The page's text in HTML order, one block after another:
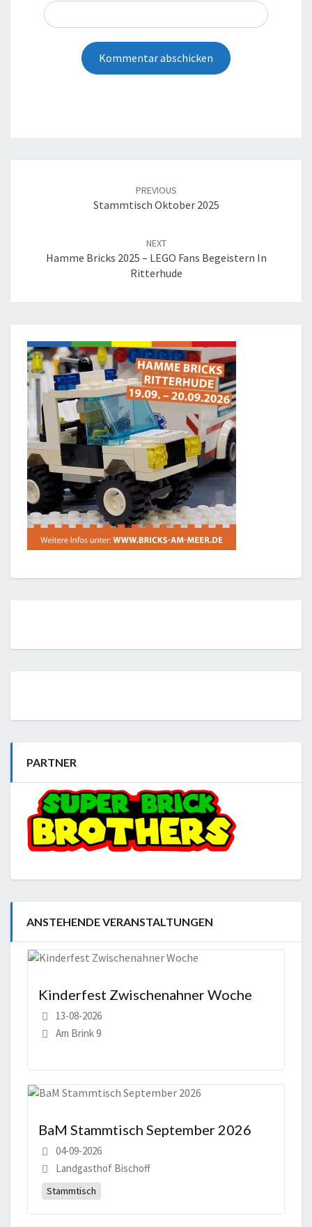
PREVIOUS
Stammtisch Oktober 2025
NEXT
Hamme Bricks 2025 – LEGO Fans Begeistern In
Ritterhude
PARTNER
ANSTEHENDE VERANSTALTUNGEN
Kinderfest Zwischenahner Woche
13-08-2026
Am Brink 9
BaM Stammtisch September 2026
04-09-2026
Landgasthof Bischoff
Stammtisch